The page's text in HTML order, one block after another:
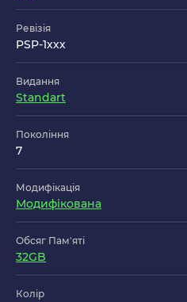
Ревізія
PSP-1ххх
Видання
Standart
Покоління
7
Модифікація
Модифікована
Обсяг Пам'яті
32GB
Колір